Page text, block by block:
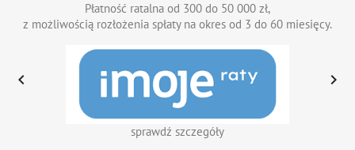
Płatność ratalna od 300 do 50 000 zł,
z możliwością rozłożenia spłaty na okres od 3 do 60 miesięcy.
sprawdź szczegóły
 